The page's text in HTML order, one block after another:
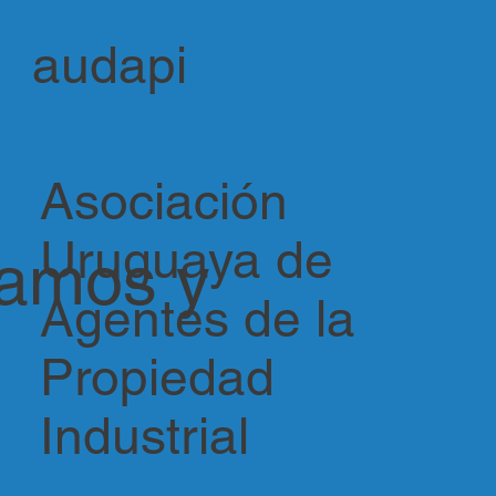
audapi
Asociación
Uruguaya de
Agentes de la
Propiedad
Industrial
y